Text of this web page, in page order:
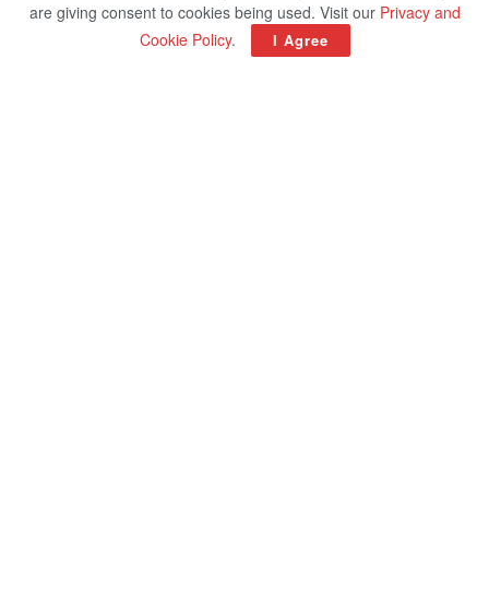
are giving consent to cookies being used. Visit our Privacy and
Cookie Policy. I Agree